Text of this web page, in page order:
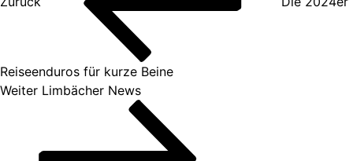
Reiseenduros für kurze Beine
Nächster
Weiter Limbächer News